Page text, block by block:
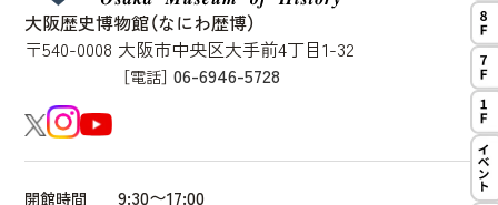
10F 古代
8F 歴史を掘る
7F 近代・現代
展示&イベント
大阪歴史博物館（なにわ歴博）
〒540-0008 大阪市中央区大手前4丁目1-32
［電話］06-6946-5728
開館時間 9:30〜17:00